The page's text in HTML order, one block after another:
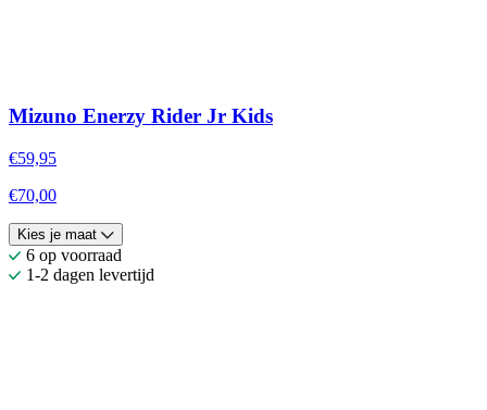
Mizuno Enerzy Rider Jr Kids
€59,95
€70,00
Kies je maat
6 op voorraad
1-2 dagen levertijd